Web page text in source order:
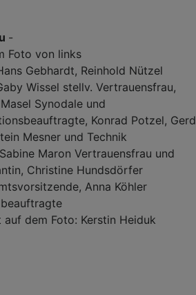
-
Foto von links
Gebhardt, Reinhold Nützel
Wissel stellv. Vertrauensfrau,
Synodale und
Konrad Potzel, Gerd
Mesner und Technik
Maron Vertrauensfrau und
Christine Hundsdörfer
Anna Köhler
auf dem Foto: Kerstin Heiduk